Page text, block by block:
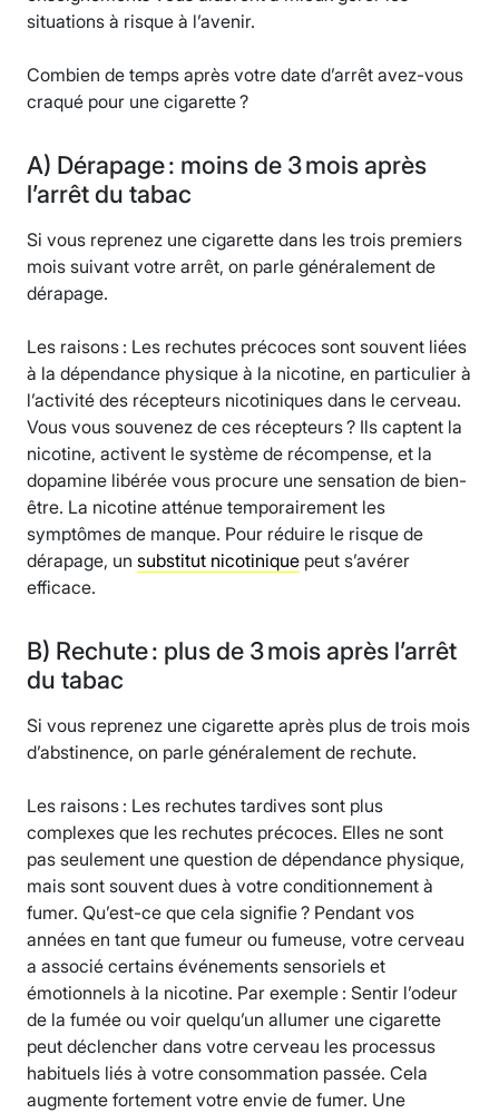
situations à risque à l’avenir.
Combien de temps après votre date d’arrêt avez-vous
craqué pour une cigarette ?
A) Dérapage : moins de 3 mois après
l’arrêt du tabac
Si vous reprenez une cigarette dans les trois premiers
mois suivant votre arrêt, on parle généralement de
dérapage.
Les raisons : Les rechutes précoces sont souvent liées
à la dépendance physique à la nicotine, en particulier à
l’activité des récepteurs nicotiniques dans le cerveau.
Vous vous souvenez de ces récepteurs ? Ils captent la
nicotine, activent le système de récompense, et la
dopamine libérée vous procure une sensation de bien-
être. La nicotine atténue temporairement les
symptômes de manque. Pour réduire le risque de
dérapage, un substitut nicotinique peut s’avérer
efficace.
B) Rechute : plus de 3 mois après l’arrêt
du tabac
Si vous reprenez une cigarette après plus de trois mois
d’abstinence, on parle généralement de rechute.
Les raisons : Les rechutes tardives sont plus
complexes que les rechutes précoces. Elles ne sont
pas seulement une question de dépendance physique,
mais sont souvent dues à votre conditionnement à
fumer. Qu’est-ce que cela signifie ? Pendant vos
années en tant que fumeur ou fumeuse, votre cerveau
a associé certains événements sensoriels et
émotionnels à la nicotine. Par exemple : Sentir l’odeur
de la fumée ou voir quelqu’un allumer une cigarette
peut déclencher dans votre cerveau les processus
habituels liés à votre consommation passée. Cela
augmente fortement votre envie de fumer. Une